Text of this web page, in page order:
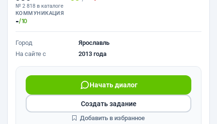
№ 2 818 в каталоге
КОММУНИКАЦИЯ
-/10
Город
Ярославль
На сайте с
2013 года
Начать диалог
Создать задание
Добавить в избранное